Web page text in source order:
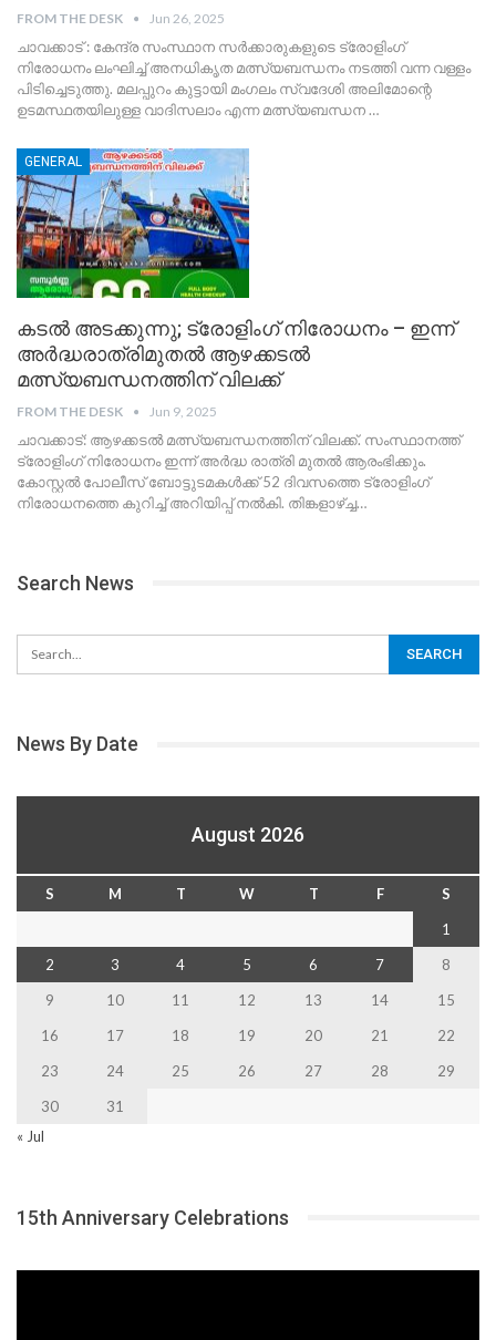
FROM THE DESK Jun 26, 2025
ചാവക്കാട് : കേന്ദ്ര സംസ്ഥാന സർക്കാരുകളുടെ ട്രോളിംഗ്
നിരോധനം ലംഘിച്ച് അനധികൃത മത്സ്യബന്ധനം നടത്തി വന്ന വള്ളം
പിടിച്ചെടുത്തു. മലപ്പുറം കുട്ടായി മംഗലം സ്വദേശി അലിമോന്റെ
ഉടമസ്ഥതയിലുള്ള വാദിസലാം എന്ന മത്സ്യബന്ധന…
GENERAL
കടൽ അടക്കുന്നു; ട്രോളിംഗ് നിരോധനം – ഇന്ന്
അർദ്ധരാത്രിമുതൽ ആഴക്കടൽ
മത്സ്യബന്ധനത്തിന് വിലക്ക്
FROM THE DESK Jun 9, 2025
ചാവക്കാട്: ആഴക്കടൽ മത്സ്യബന്ധനത്തിന് വിലക്ക്. സംസ്ഥാനത്ത്
ട്രോളിംഗ് നിരോധനം ഇന്ന് അര്‍ദ്ധ രാത്രി മുതല്‍ ആരംഭിക്കും.
കോസ്റ്റൽ പോലീസ് ബോട്ടുടമകൾക്ക് 52 ദിവസത്തെ ട്രോളിംഗ്
നിരോധനത്തെ കുറിച്ച് അറിയിപ്പ് നൽകി. തിങ്കളാഴ്ച്ച…
Search News
News By Date
August 2026
S M T W T F
S
1
2
3 4 5 6 7
8
9
10 11 12 13 14
15
16
17 18 19 20 21
22
23
24 25 26 27 28
29
30
31
« Jul
15th Anniversary Celebrations